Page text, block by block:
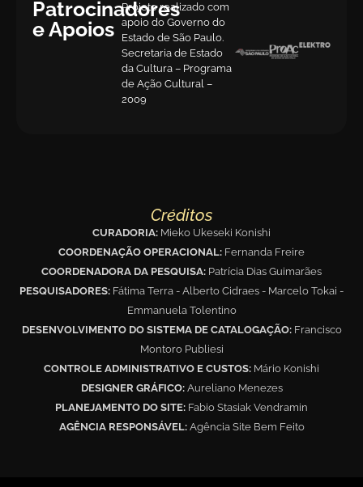
Patrocinadores
e Apoios
Projeto realizado com
apoio do Governo do
Estado de São Paulo.
Secretaria de Estado
da Cultura – Programa
de Ação Cultural –
2009
Créditos
CURADORIA: Mieko Ukeseki Konishi
COORDENAÇÃO OPERACIONAL: Fernanda Freire
COORDENADORA DA PESQUISA: Patrícia Dias Guimarães
PESQUISADORES: Fátima Terra - Alberto Cidraes - Marcelo Tokai -
Emmanuela Tolentino
DESENVOLVIMENTO DO SISTEMA DE CATALOGAÇÃO: Francisco
Montoro Publiesi
CONTROLE ADMINISTRATIVO E CUSTOS: Mário Konishi
DESIGNER GRÁFICO:Aureliano Menezes
PLANEJAMENTO DO SITE: Fabio Stasiak Vendramin
AGÊNCIA RESPONSÁVEL:Agência Site Bem Feito